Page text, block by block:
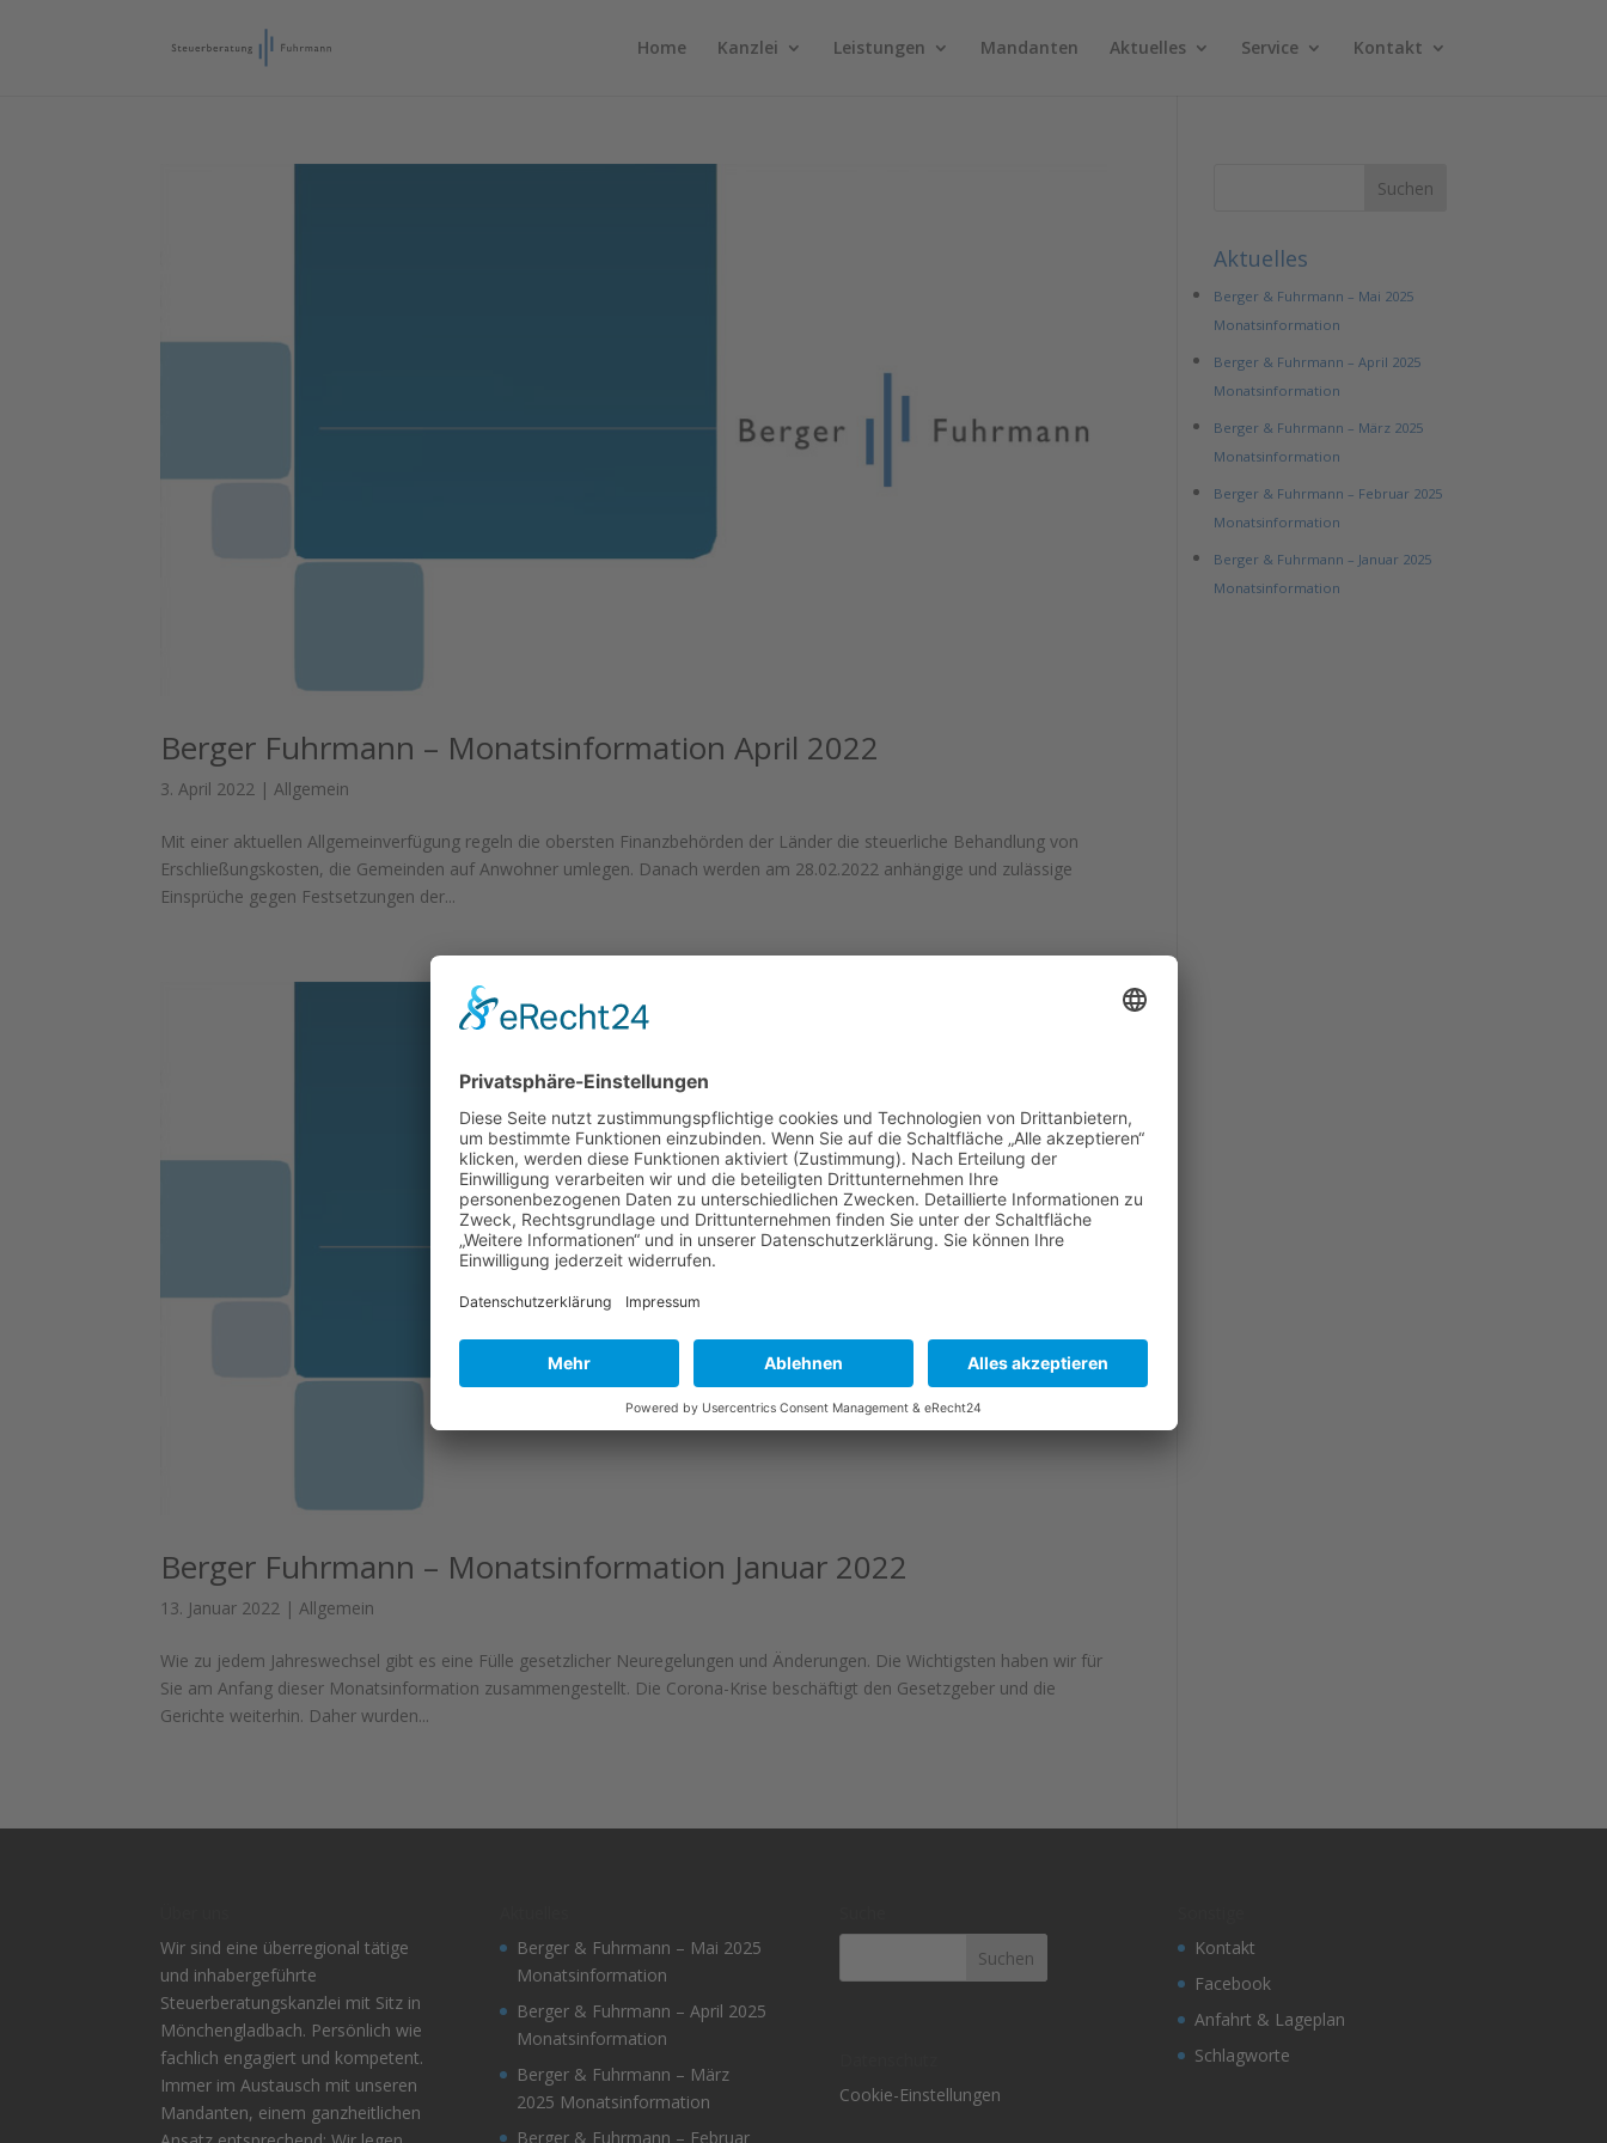
Home Kanzlei Leistungen Mandanten Aktuelles Service Kontakt
Berger Fuhrmann – Monatsinformation April 2022
3. April 2022 |Allgemein
Mit einer aktuellen Allgemeinverfügung regeln die obersten Finanzbehörden der Länder die steuerliche Behandlung von
Erschließungskosten, die Gemeinden auf Anwohner umlegen. Danach werden am 28.02.2022 anhängige und zulässige
Einsprüche gegen Festsetzungen der...
Berger Fuhrmann – Monatsinformation Januar 2022
13. Januar 2022 |Allgemein
Wie zu jedem Jahreswechsel gibt es eine Fülle gesetzlicher Neuregelungen und Änderungen. Die Wichtigsten haben wir für
Sie am Anfang dieser Monatsinformation zusammengestellt. Die Corona-Krise beschäftigt den Gesetzgeber und die
Gerichte weiterhin. Daher wurden...
Aktuelles
Berger & Fuhrmann – Mai 2025
Monatsinformation
Berger & Fuhrmann – April 2025
Monatsinformation
Berger & Fuhrmann – März 2025
Monatsinformation
Berger & Fuhrmann – Februar 2025
Monatsinformation
Berger & Fuhrmann – Januar 2025
Monatsinformation
Wir sind eine überregional tätige
und inhabergeführte
Steuerberatungskanzlei mit Sitz in
Mönchengladbach. Persönlich wie
fachlich engagiert und kompetent.
Immer im Austausch mit unseren
Mandanten, einem ganzheitlichen
Berger & Fuhrmann – Mai 2025
Monatsinformation
Berger & Fuhrmann – April 2025
Monatsinformation
Berger & Fuhrmann – März
2025 Monatsinformation
Berger & Fuhrmann – Februar
Cookie-Einstellungen
Kontakt
Facebook
Anfahrt & Lageplan
Schlagworte